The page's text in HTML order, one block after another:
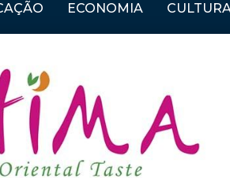
ECONOMIA
"PRÉMIO MARIA JOSÉ MOURA"